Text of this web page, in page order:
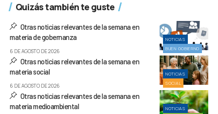
Quizás también te guste
NOTICIAS
BUEN GOBIERNO
Otras noticias relevantes de la semana en
materia de gobernanza
6 DE AGOSTO DE 2026
NOTICIAS
SOCIAL
Otras noticias relevantes de la semana en
materia social
6 DE AGOSTO DE 2026
NOTICIAS
Otras noticias relevantes de la semana en
materia medioambiental